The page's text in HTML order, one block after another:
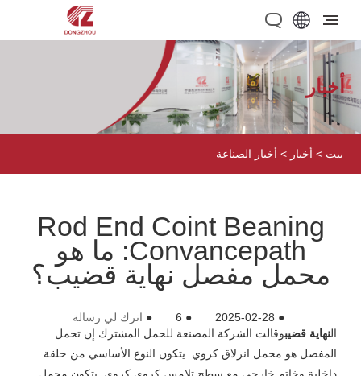
أخبار
بيت > أخبار > أخبار الصناعة
Rod End Coint Beaning
Convancepath: ما هو
محمل مفصل نهاية قضيب؟
●
2025-02-28
●
6
● اترك لي رسالة
النهاية قضيبوقالت الشركة المصنعة للحمل المشترك إن تحمل
المفصل هو محمل انزلاق كروي. يتكون النوع الأساسي من حلقة
داخلية وخاتم خارجي مع سطح تلامس كروي كروي. يتكون محمل